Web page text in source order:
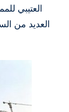
العتيبي
العديد من